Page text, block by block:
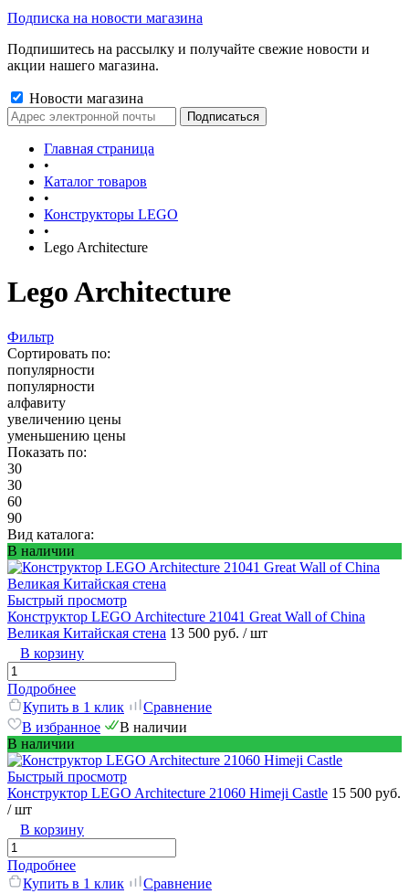
Подписка на новости магазина
Подпишитесь на рассылку и получайте свежие новости и
акции нашего магазина.
Новости магазина
Главная страница
•
Каталог товаров
•
Конструкторы LEGO
•
Lego Architecture
Lego Architecture
Фильтр
Сортировать по:
популярности
популярности
алфавиту
увеличению цены
уменьшению цены
Показать по:
30
30
60
90
Вид каталога:
В наличии
Быстрый просмотр
Конструктор LEGO Architecture 21041 Great Wall of China
Великая Китайская стена 13 500 руб. / шт
В корзину
Подробнее
Купить в 1 клик
Сравнение
В избранное
В наличии
В наличии
Быстрый просмотр
Конструктор LEGO Architecture 21060 Himeji Castle 15 500 руб.
/ шт
В корзину
Подробнее
Купить в 1 клик
Сравнение